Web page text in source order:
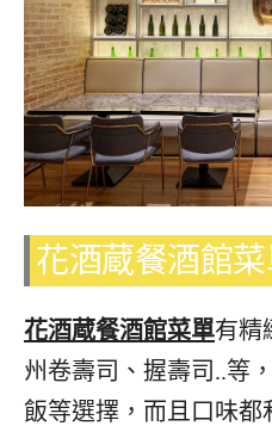
花酒蔵餐酒館
花酒蔵餐酒館菜單有精
州卷壽司、握壽司..等
飯等選擇，而且口味都